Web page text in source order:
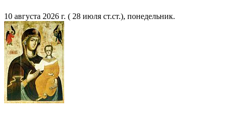
10 августа 2026 г. ( 28 июля ст.ст.), понедельник.